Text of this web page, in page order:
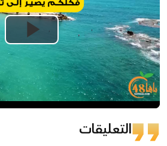
Play
Video
التعليقات